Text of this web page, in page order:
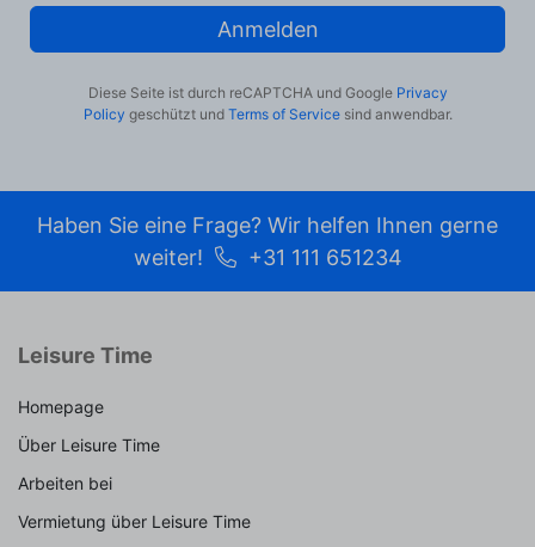
Anmelden
Diese Seite ist durch reCAPTCHA und Google Privacy
Policy geschützt und Terms of Servicesind anwendbar.
Haben Sie eine Frage? Wir helfen Ihnen gerne
weiter!
+31 111 651234
Leisure Time
Homepage
Über Leisure Time
Arbeiten bei
Vermietung über Leisure Time